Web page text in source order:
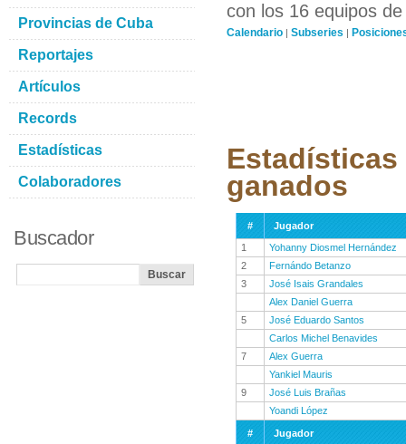
con los 16 equipos
Calendario | Subseries |
ganados
#
Jugador
1
Yohanny Diosmel Hernández
2
Fernándo Betanzo
3
José Isais Grandales
Alex Daniel Guerra
5
José Eduardo Santos
Carlos Michel Benavides
7
Alex Guerra
Yankiel Mauris
9
José Luis Brañas
Yoandi López
#
Jugador
Provincias de Cuba
Reportajes
Artículos
Records
Estadísticas
Colaboradores
Buscador